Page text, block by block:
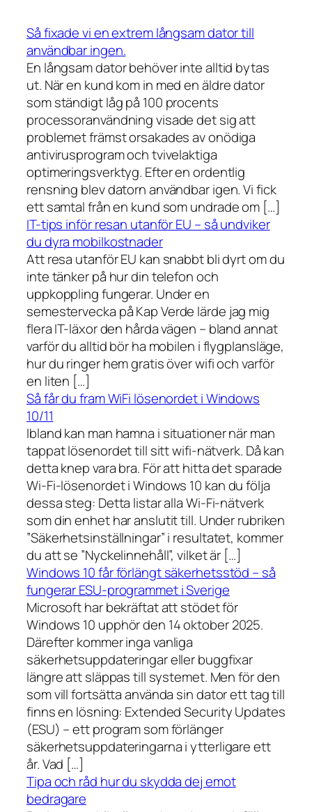
Så fixade vi en extrem långsam dator till
användbar ingen.
En långsam dator behöver inte alltid bytas
ut. När en kund kom in med en äldre dator
som ständigt låg på 100 procents
processoranvändning visade det sig att
problemet främst orsakades av onödiga
antivirusprogram och tvivelaktiga
optimeringsverktyg. Efter en ordentlig
rensning blev datorn användbar igen. Vi fick
ett samtal från en kund som undrade om […]
IT-tips inför resan utanför EU – så undviker
du dyra mobilkostnader
Att resa utanför EU kan snabbt bli dyrt om du
inte tänker på hur din telefon och
uppkoppling fungerar. Under en
semestervecka på Kap Verde lärde jag mig
flera IT-läxor den hårda vägen – bland annat
varför du alltid bör ha mobilen i flygplansläge,
hur du ringer hem gratis över wifi och varför
en liten […]
Så får du fram WiFi lösenordet i Windows
10/11
Ibland kan man hamna i situationer när man
tappat lösenordet till sitt wifi-nätverk. Då kan
detta knep vara bra. För att hitta det sparade
Wi-Fi-lösenordet i Windows 10 kan du följa
dessa steg: Detta listar alla Wi-Fi-nätverk
som din enhet har anslutit till. Under rubriken
”Säkerhetsinställningar” i resultatet, kommer
du att se ”Nyckelinnehåll”, vilket är […]
Windows 10 får förlängt säkerhetsstöd – så
fungerar ESU-programmet i Sverige
Microsoft har bekräftat att stödet för
Windows 10 upphör den 14 oktober 2025.
Därefter kommer inga vanliga
säkerhetsuppdateringar eller buggfixar
längre att släppas till systemet. Men för den
som vill fortsätta använda sin dator ett tag till
finns en lösning: Extended Security Updates
(ESU) – ett program som förlänger
säkerhetsuppdateringarna i ytterligare ett
år. Vad […]
Tipa och råd hur du skydda dej emot
bedragare